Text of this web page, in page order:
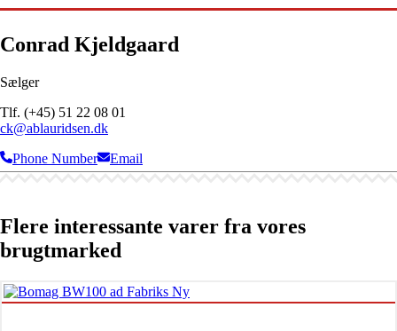
Conrad Kjeldgaard
Sælger
Tlf. (+45) 51 22 08 01
ck@ablauridsen.dk
Phone Number
Email
Flere interessante varer fra vores
brugtmarked